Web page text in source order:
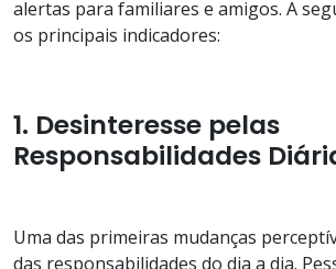
alertas para familiares e amigos. A
os principais indicadores:
1. Desinteresse pelas
Responsabilidades
Uma das primeiras mudanças
das responsabilidades do dia a dia.